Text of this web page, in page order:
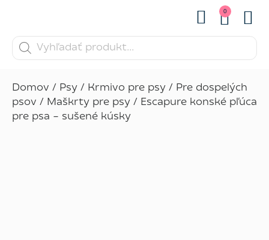
0
Domov / Psy / Krmivo pre psy / Pre dospelých
psov / Maškrty pre psy / Escapure konské pľúca
pre psa – sušené kúsky